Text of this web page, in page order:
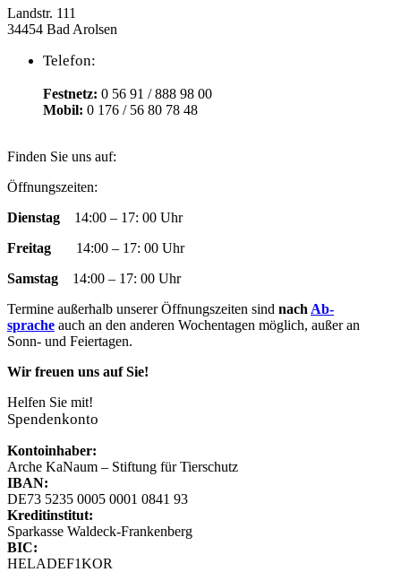
Landstr. 111
34454 Bad Arolsen
Telefon:
Festnetz: 0 56 91 / 888 98 00
Mobil: 0 176 / 56 80 78 48
Finden Sie uns auf:
Facebook
opens
new
YouTube
opens
new
RSS
opens
new
Instagram
opens
new
E-
page
in
window
Öffnungszeiten:
Dienstag 14:00 – 17: 00 Uhr
Freitag 14:00 – 17: 00 Uhr
Samstag 14:00 – 17: 00 Uhr
Termine außer­halb un­ser­er Öff­nungs­zeit­en sind nach Ab­
sprache auch an den an­der­en Woch­en­tag­en mög­lich, außer an
Sonn- und Fei­­er­­tag­en.
Wir freuen uns auf Sie!
Helfen Sie mit!
Spendenkonto
Kontoinhaber:
Arche KaNaum – Stiftung für Tierschutz
IBAN:
DE73 5235 0005 0001 0841 93
Kreditinstitut:
Sparkasse Waldeck-Frankenberg
BIC:
HELADEF1KOR